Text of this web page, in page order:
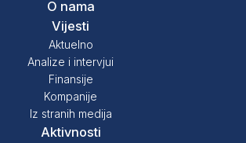
O nama
Vijesti
Aktuelno
Analize i intervjui
Finansije
Kompanije
Iz stranih medija
Aktivnosti